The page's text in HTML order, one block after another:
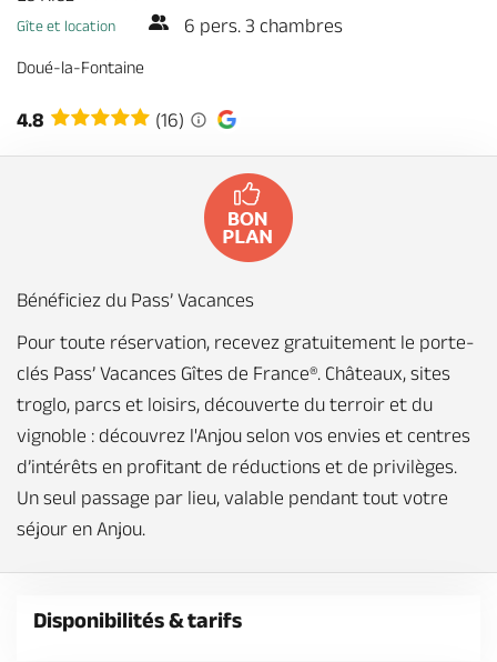
Gîte et location 6 pers. 3 chambres
Doué-la-Fontaine
4.8 (16)
Bénéficiez du Pass’ Vacances
Pour toute réservation, recevez gratuitement le porte-
clés Pass’ Vacances Gîtes de France®. Châteaux, sites
troglo, parcs et loisirs, découverte du terroir et du
vignoble : découvrez l'Anjou selon vos envies et centres
d’intérêts en profitant de réductions et de privilèges.
Un seul passage par lieu, valable pendant tout votre
séjour en Anjou.
Disponibilités & tarifs